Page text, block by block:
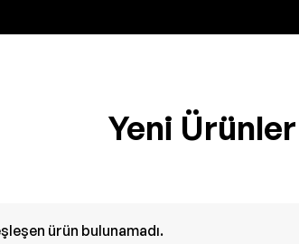
Yeni Ürünler
ürün bulunamadı.